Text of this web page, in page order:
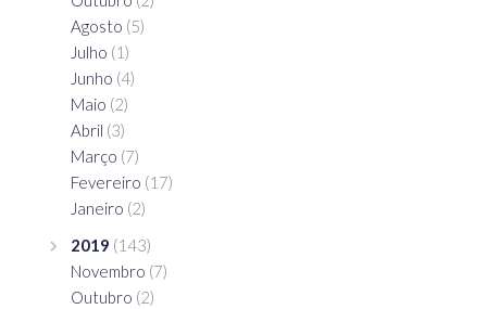
Agosto (5)
Julho (1)
Junho (4)
Maio (2)
Abril (3)
Março (7)
Fevereiro (17)
Janeiro (2)
2019 (143)
Novembro (7)
Outubro (2)